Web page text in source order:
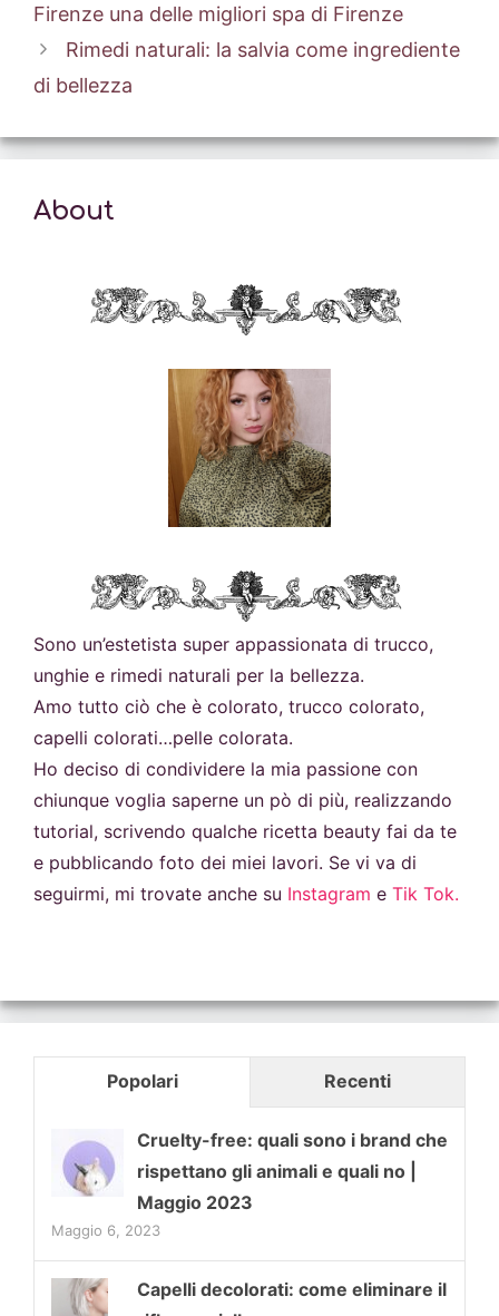
Firenze una delle migliori spa di Firenze
Rimedi naturali: la salvia come ingrediente
di bellezza
About
Sono un’estetista super appassionata di trucco,
unghie e rimedi naturali per la bellezza.
Amo tutto ciò che è colorato, trucco colorato,
capelli colorati…pelle colorata.
Ho deciso di condividere la mia passione con
chiunque voglia saperne un pò di più, realizzando
tutorial, scrivendo qualche ricetta beauty fai da te
e pubblicando foto dei miei lavori. Se vi va di
seguirmi, mi trovate anche su Instagram e Tik Tok.
Popolari Recenti
Cruelty-free: quali sono i brand che
rispettano gli animali e quali no |
Maggio 2023
Maggio 6, 2023
Capelli decolorati: come eliminare il